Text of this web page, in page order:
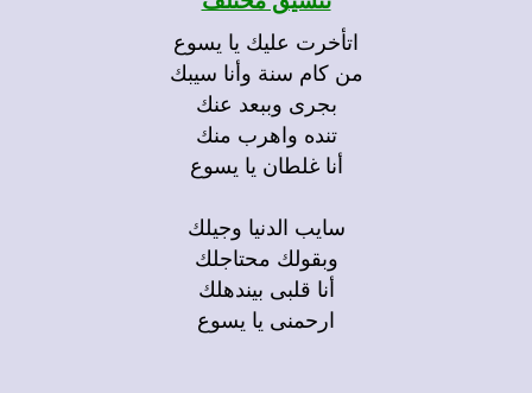
اتأخرت عليك يا يسوع
من كام سنة وأنا سيبك
بجرى وببعد عنك
تنده واهرب منك
أنا غلطان يا يسوع
سايب الدنيا وجيلك
وبقولك محتاجلك
أنا قلبى بيندهلك
ارحمنى يا يسوع